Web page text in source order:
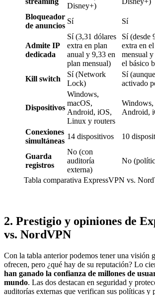
Disney+)
Bloqueador
de anuncios
Sí Sí
Admite IP
dedicada
Sí (3,31 dólares
extra en plan
anual y 9,33 en
plan mensual)
Sí (desde
extra en
mensual
el básico
Kill switch
Sí (Network
Lock)
Sí
activado
Dispositivos
Windows,
macOS,
Android, iOS,
Linux y routers
Windows,
Android,
Conexiones
simultáneas
14 dispositivos 10
Guarda
registros
No (con
auditoría
externa)
No
Tabla comparativa ExpressVPN vs.
2. Prestigio y opiniones de
vs. NordVPN
Con la tabla anterior podemos tener una visión
ofrecen, pero ¿qué hay de su reputación? Lo
han ganado la confianza de millones de
mundo. Las dos destacan en seguridad y
auditorías externas que verifican sus políticas y